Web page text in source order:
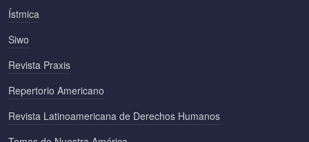
Ístmica
Siwo
Revista Praxis
Repertorio Americano
Revista Latinoamericana de Derechos Humanos